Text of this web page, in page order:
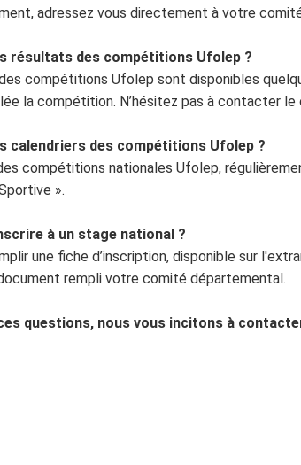
adressez vous directement à votre
résultats des compétitions Ufolep ?
compétitions Ufolep sont disponibles
la compétition. N’hésitez pas à contacter
calendriers des compétitions Ufolep ?
compétitions nationales Ufolep,
».
à un stage national ?
une fiche d’inscription, disponible sur
rempli votre comité départemental.
questions, nous vous incitons à